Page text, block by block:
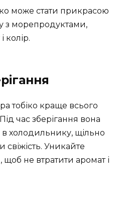
може стати прикрасою
з морепродуктами,
колір.
тобіко краще всього
час зберігання вона
холодильнику, щільно
свіжість. Уникайте
не втратити аромат і